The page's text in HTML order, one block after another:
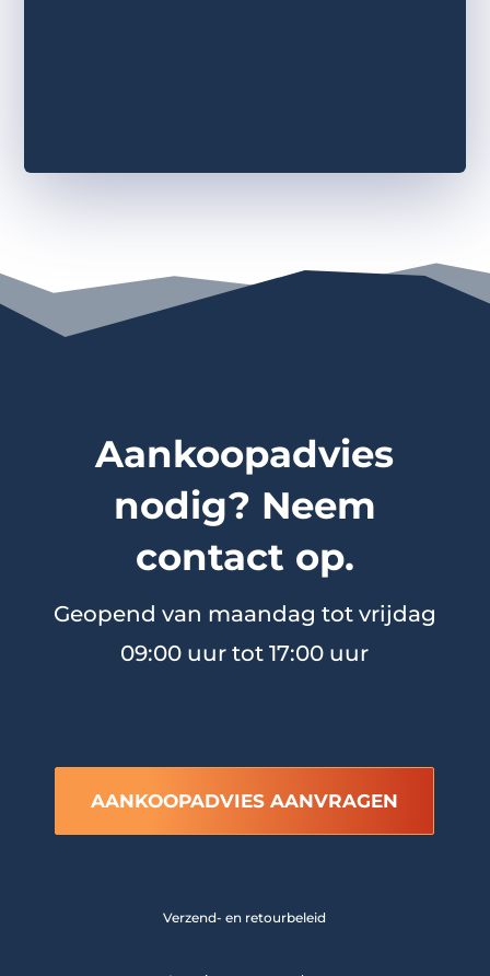
Aankoopadvies
nodig? Neem
contact op.
Geopend van maandag tot vrijdag
09:00 uur tot 17:00 uur
AANKOOPADVIES AANVRAGEN
Verzend- en retourbeleid